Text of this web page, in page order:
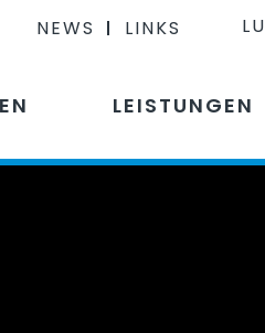
NEWS LINKS LU
LEISTUNGEN